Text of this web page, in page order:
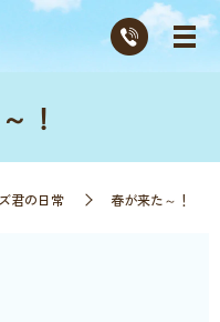
！
君の日常 春が来た～！